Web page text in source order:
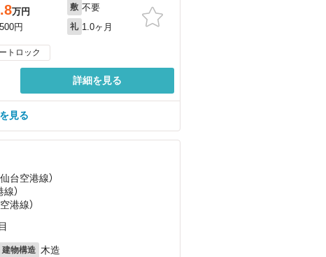
万円
円
敷 不要
礼 1.0ヶ月
トロック
詳細を見る
見る
台空港線）
）
港線）
建物構造 木造